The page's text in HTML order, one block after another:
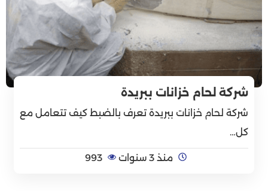
شركة لحام خزانات ببريدة
شركة لحام خزانات ببريدة تعرف بالضبط كيف تتعامل مع
كل…
منذ 3 سنوات 993